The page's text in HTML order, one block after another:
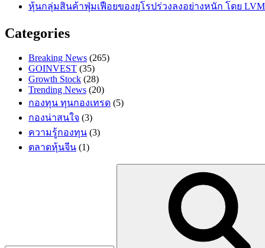
หุ้นกลุ่มสินค้าฟุ่มเฟือยของยุโรปร่วงลงอย่างหนัก โดย
Categories
Breaking News (265)
GOINVEST (35)
Growth Stock (28)
Trending News (20)
กองทุน ทุนกองเทรด (5)
กองน่าสนใจ (3)
ความรู้กองทุน (3)
ตลาดหุ้นจีน (1)